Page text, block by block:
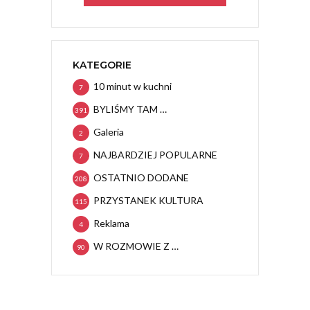
KATEGORIE
10 minut w kuchni
7
BYLIŚMY TAM …
391
Galeria
2
NAJBARDZIEJ POPULARNE
7
OSTATNIO DODANE
208
PRZYSTANEK KULTURA
115
Reklama
4
W ROZMOWIE Z …
90